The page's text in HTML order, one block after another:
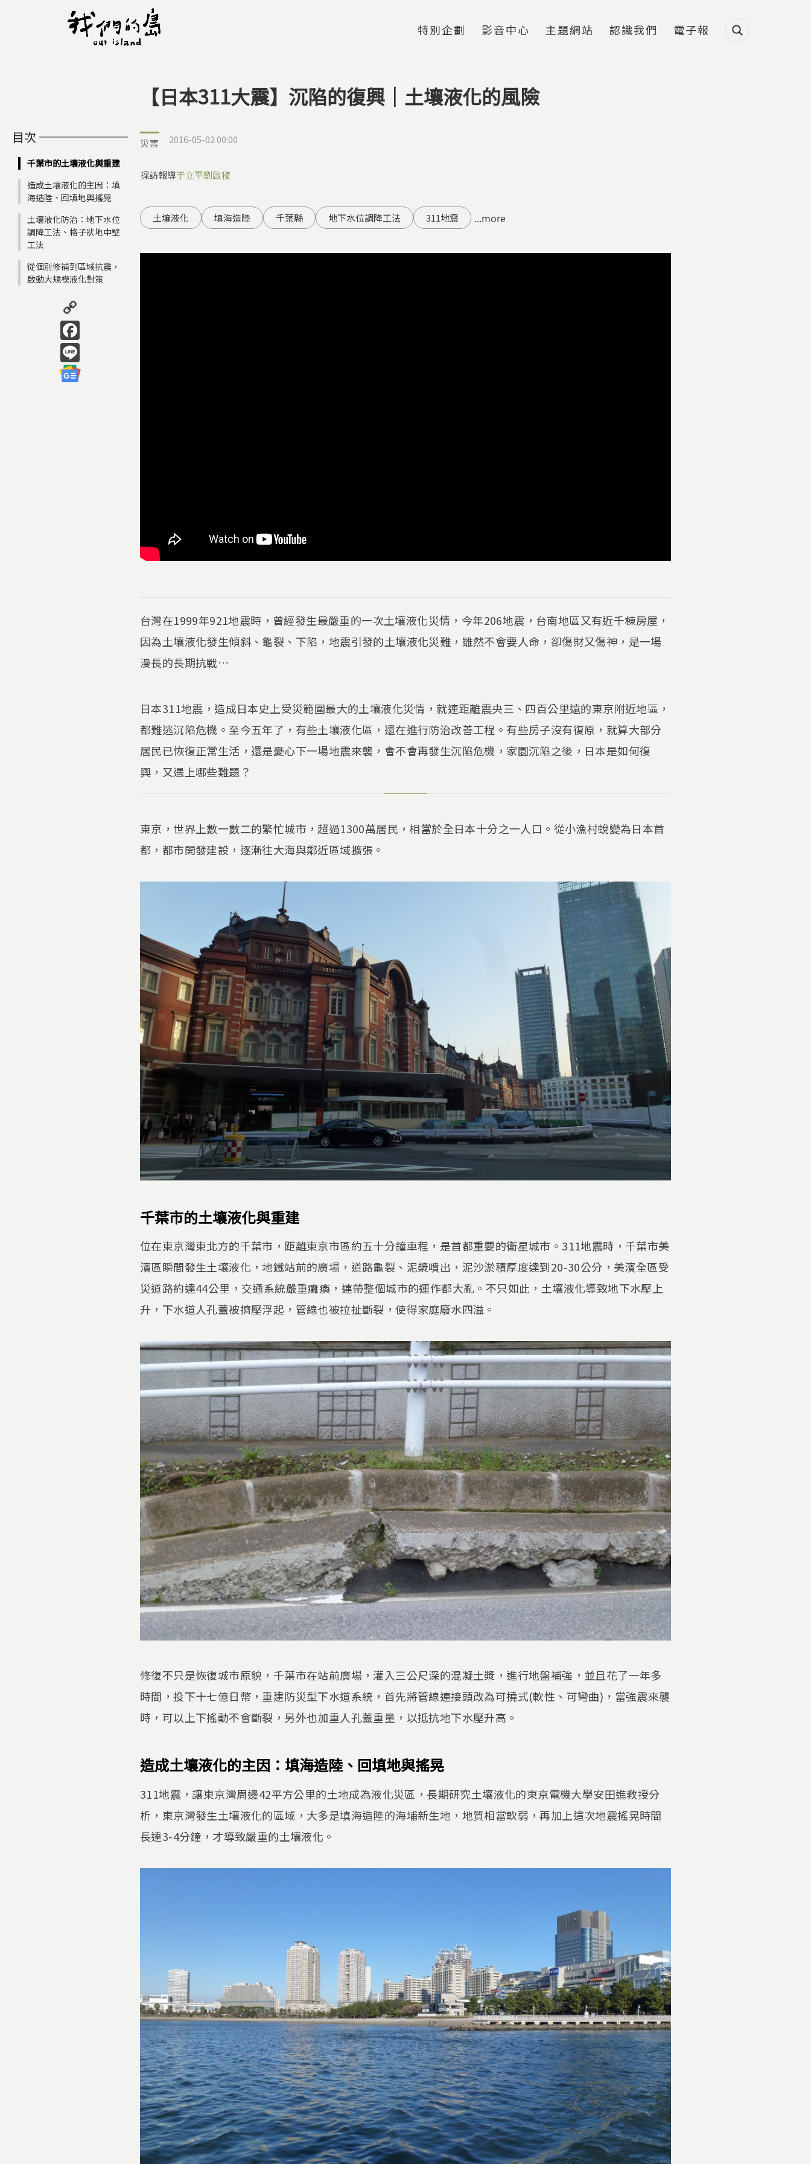
特別企劃 影音中心 主題網站 認識我們 電子報
您在這裡
【日本311大震】沉陷的復興｜土壤液化的風險
目次
千葉市的土壤液化與重建
造成土壤液化的主因：填
海造陸、回填地與搖晃
土壤液化防治：地下水位
調降工法、格子狀地中壁
工法
從個別修補到區域抗震，
啟動大規模液化對策
災害 2016-05-02 00:00
採訪報導于立平劉啟稜
土壤液化 填海造陸 千葉縣 地下水位調降工法 311地震 ...more
台灣在1999年921地震時，曾經發生最嚴重的一次土壤液化災情，今年206地震，台南地區又有近千棟房屋，
因為土壤液化發生傾斜、龜裂、下陷，地震引發的土壤液化災難，雖然不會要人命，卻傷財又傷神，是一場
漫長的長期抗戰…
日本311地震，造成日本史上受災範圍最大的土壤液化災情，就連距離震央三、四百公里遠的東京附近地區，
都難逃沉陷危機。至今五年了，有些土壤液化區，還在進行防治改善工程。有些房子沒有復原，就算大部分
居民已恢復正常生活，還是憂心下一場地震來襲，會不會再發生沉陷危機，家園沉陷之後，日本是如何復
興，又遇上哪些難題？
東京，世界上數一數二的繁忙城市，超過1300萬居民，相當於全日本十分之一人口。從小漁村蛻變為日本首
都，都市開發建設，逐漸往大海與鄰近區域擴張。
千葉市的土壤液化與重建
位在東京灣東北方的千葉市，距離東京市區約五十分鐘車程，是首都重要的衛星城市。311地震時，千葉市美
濱區瞬間發生土壤液化，地鐵站前的廣場，道路龜裂、泥漿噴出，泥沙淤積厚度達到20-30公分，美濱全區受
災道路約達44公里，交通系統嚴重癱瘓，連帶整個城市的運作都大亂。不只如此，土壤液化導致地下水壓上
升，下水道人孔蓋被擠壓浮起，管線也被拉扯斷裂，使得家庭廢水四溢。
修復不只是恢復城市原貌，千葉市在站前廣場，灌入三公尺深的混凝土漿，進行地盤補強，並且花了一年多
時間，投下十七億日幣，重建防災型下水道系統，首先將管線連接頭改為可撓式(軟性、可彎曲)，當強震來襲
時，可以上下搖動不會斷裂，另外也加重人孔蓋重量，以抵抗地下水壓升高。
造成土壤液化的主因：填海造陸、回填地與搖晃
311地震，讓東京灣周邊42平方公里的土地成為液化災區，長期研究土壤液化的東京電機大學安田進教授分
析，東京灣發生土壤液化的區域，大多是填海造陸的海埔新生地，地質相當軟弱，再加上這次地震搖晃時間
長達3-4分鐘，才導致嚴重的土壤液化。